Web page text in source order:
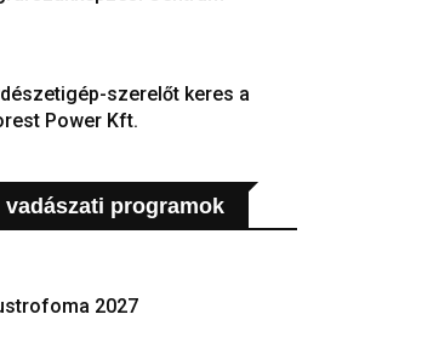
szerelőt keres a
Power Kft.
vadászati programok
2027